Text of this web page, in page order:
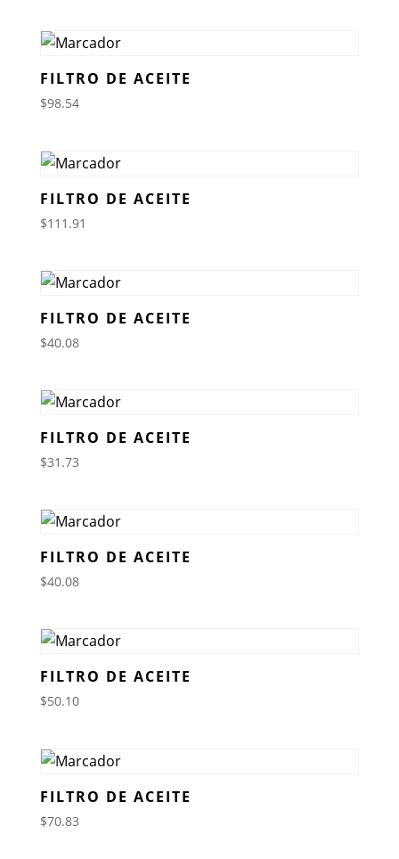
FILTRO DE ACEITE
$98.54
FILTRO DE ACEITE
$111.91
FILTRO DE ACEITE
$40.08
FILTRO DE ACEITE
$31.73
FILTRO DE ACEITE
$40.08
FILTRO DE ACEITE
$50.10
FILTRO DE ACEITE
$70.83